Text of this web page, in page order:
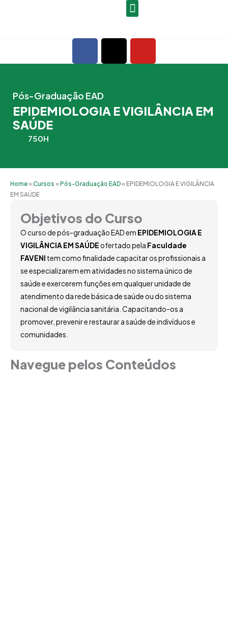
F
c
b
o
o
X
t
t
t
Y
u
b
e
Pós-Graduação EAD
EPIDEMIOLOGIA E VIGILÂNCIA EM
SAÚDE
750H
Home»Cursos »Pós-Graduação EAD» EPIDEMIOLOGIA E VIGILÂNCIA
EM SAÚDE
Objetivos do Curso
O curso de pós-graduação EAD em EPIDEMIOLOGIA E
VIGILÂNCIA EM SAÚDE ofertado pela Faculdade
FAVENI tem como finalidade capacitar os profissionais a
se especializarem em atividades no sistema único de
saúde e exercerem funções em qualquer unidade de
atendimento da rede básica de saúde ou do sistema
nacional de vigilância sanitária. Capacitando-os a
promover, prevenir e restaurar a saúde de indivíduos e
comunidades.
Navegue pelos Conteúdos